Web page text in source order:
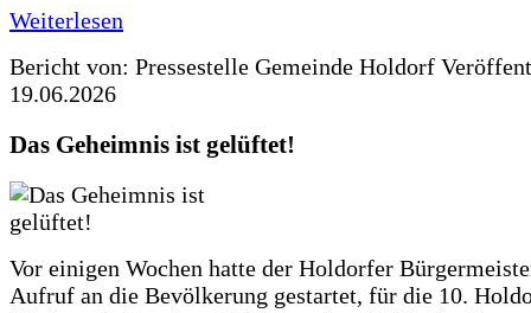
Weiterlesen
Bericht von: Pressestelle Gemeinde Holdorf
19.06.2026
Das Geheimnis ist gelüftet!
Vor einigen Wochen hatte der Holdorfer
Aufruf an die Bevölkerung gestartet, für die 10.